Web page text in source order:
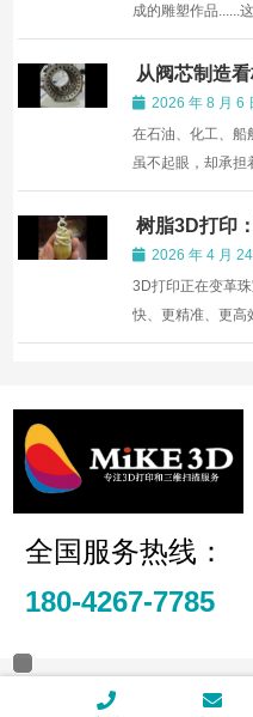
成的雕塑作品......
术，正以其高效、
雕塑艺术的设计
客户提供了全新的
服务提供商...
从阀芯制造
克极端工况零
2026 年 8 月 6
在石油、化工、船
虽不起眼，却承
芯。它长期浸泡在
繁动作，对材料性
工艺对此束手束脚
解决痛点和实...
树脂3D打印
2026 年 4 月
3D打印正在变革
快、更精准、更高
是树脂3D打印技
全国服务热线：
180-4267-7785